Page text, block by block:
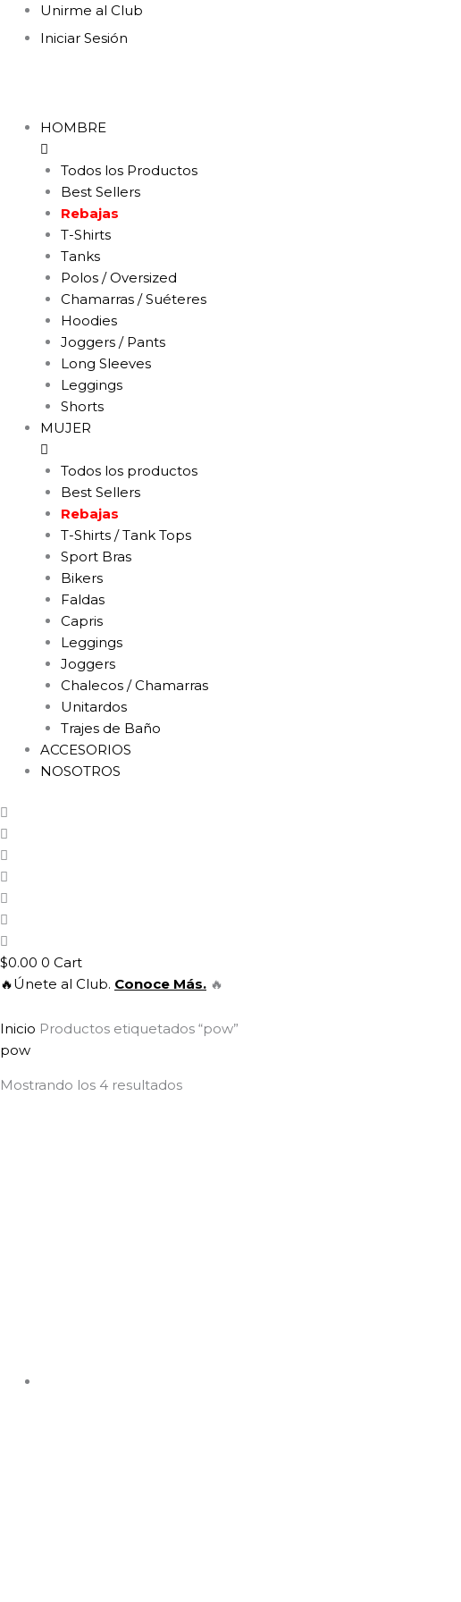
Unirme al Club
Iniciar Sesión
HOMBRE
Todos los Productos
Best Sellers
Rebajas
T-Shirts
Tanks
Polos / Oversized
Chamarras / Suéteres
Hoodies
Joggers / Pants
Long Sleeves
Leggings
Shorts
MUJER
Todos los productos
Best Sellers
Rebajas
T-Shirts / Tank Tops
Sport Bras
Bikers
Faldas
Capris
Leggings
Joggers
Chalecos / Chamarras
Unitardos
Trajes de Baño
ACCESORIOS
NOSOTROS
$0.00 0 Cart
🔥Únete al Club. Conoce Más. 🔥
Inicio Productos etiquetados “pow”
pow
Mostrando los 4 resultados